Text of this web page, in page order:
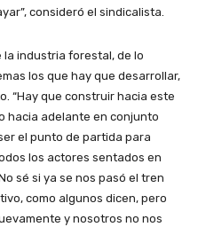
consideró el sindicalista.
la industria forestal, de lo
los que hay que desarrollar,
“Hay que construir hacia este
hacia adelante en conjunto
el punto de partida para
los actores sentados en
sé si ya se nos pasó el tren
como algunos dicen, pero
y nosotros no nos